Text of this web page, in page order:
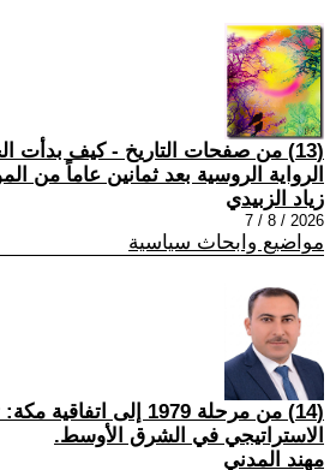
(13) من صفحات التاريخ - كيف بدأت
الرواية الروسية بعد ثمانين عاماً من
زياد الزبيدي
2026 / 8 / 7
مواضيع وابحاث سياسية
(14) من مرحلة 1979 إلى
الاستراتيجي في الشرق الأوسط.
مهند المدني